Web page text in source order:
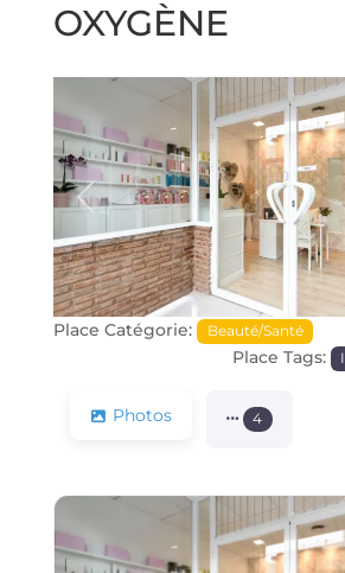
OXYGÈNE
Précédente
Place Catégorie: Beauté/Santé
Place Tags:
Photos 4